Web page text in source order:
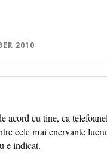
2010
acord cu tine, ca
cele mai enervante
e indicat.